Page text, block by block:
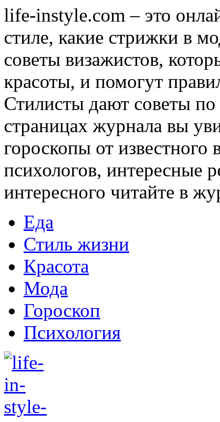
life-instyle.com – это
стиле, какие стрижки в
советы визажистов,
красоты, и помогут
Стилисты дают советы
страницах журнала вы
гороскопы от известного
психологов, интересные
интересного читайте в
Еда
Стиль жизни
Красота
Мода
Гороскоп
Психология